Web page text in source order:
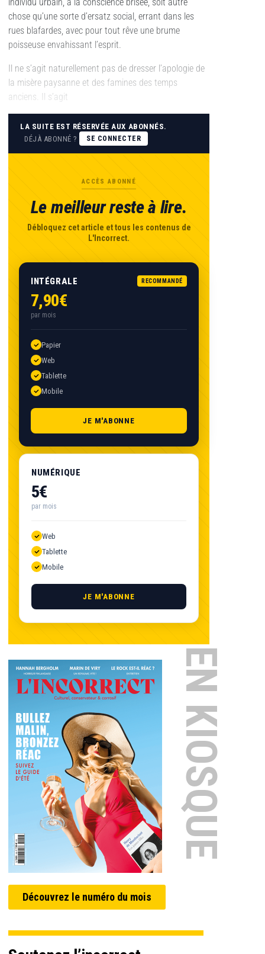
individu urbain, à la conscience brisée, soit autre
chose qu’une sorte d’ersatz social, errant dans les
rues blafardes, avec pour tout rêve une brume
poisseuse envahissant l’esprit.
Il ne s’agit naturellement pas de dresser l’apologie de
la misère paysanne et des famines des temps
anciens. Il s’agit
LA SUITE EST RÉSERVÉE AUX ABONNÉS.
DÉJÀ ABONNÉ ?
SE CONNECTER
ACCÈS ABONNÉ
Le meilleur reste à lire.
Débloquez cet article et tous les contenus de
L'Incorrect.
INTÉGRALE RECOMMANDÉ
7,90€
par mois
Papier
Web
Tablette
Mobile
JE M'ABONNE
NUMÉRIQUE
5€
par mois
Web
Tablette
Mobile
JE M'ABONNE
EN KIOSQUE
Découvrez le numéro du mois